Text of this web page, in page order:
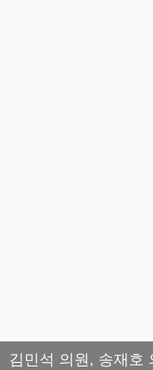
김민석 의원, 송재호